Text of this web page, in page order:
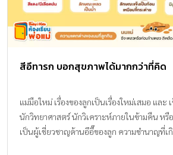
สเต็มเซลล์เด็กทารกแรกคลอด เก็บจากส่วนไห
จัดเก็บสเต็มเซลล์อย่างไร ให้มั่นใจในมาตรฐาน
จัดเก็บสเต็มเซลล์ระดับสากล จาก MEDEZE
เด็กทารกแรกคลอด คืออะไร และทำไมจึงสำคัญ
ในสายสะดือ และเนื้อเยื่อสายสะดือของทารกแ
ความสามารถพิเศษในการแบ่งตัวเพิ่มจำนวน
ชนิดต่าง ๆ ในร่างกาย เช่น เม็ดเลือดแดง เม็ดเ
เลือด […]
สีอึทารก บอกสุขภาพได้มากกว่าที่คิด
แม่มือใหม่ เรื่องของลูกเป็นเรื่องใหม่เสมอ และ
นักวิทยาศาสตร์ นักวิเคราะห์ภายในข้ามคืน ห
เป็นผู้เชี่ยวชาญด้านอึอึ๊ของลูก ความชำนาญที่เ